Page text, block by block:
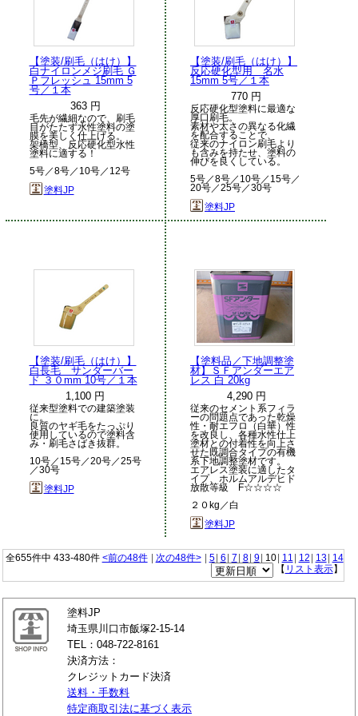
【塗装/刷毛（はけ）】
白ナイロンメジ刷毛 Ｇ
Ｐフレッシュ 15mm 5
号／１本
363 円
毛先が繊細なので、刷毛
目がたたず水性塗料の塗
膜を美しく仕上げる。
架橋型、反応硬化型水性
塗料に適する！
5号／8号／10号／12号
塗料JP
【塗装/刷毛（はけ）】
反応硬化型用 名水
15mm 5号／１本
770 円
反応硬化型塗料に最適な
厚口刷毛。
素材や太さの異なる化繊
を配合することで、
従来のナイロン刷毛より
も含みを持たせ、塗料の
伸びを良くしている。
5号／8号／10号／15号／
20号／25号／30号
塗料JP
【塗装/刷毛（はけ）】
白長毛 サンダーバー
ド ３０mm 10号／１本
1,100 円
従来型塗料での建築塗装
に。
良質のヤギ毛をたっぷり
使用しているので塗料含
み・刷毛さばき抜群。
10号／15号／20号／25号
／30号
塗料JP
【塗料品／下地調整塗
材】ＳＦアンダーエア
レス 白 20kg
4,290 円
従来のセメント系フィラ
ーの問題点であった乾燥
性・耐エフロ（白華）性
を改良し、各種水性仕上
塗材との付着性を向上さ
せた既調合タイプの有機
系下地調整塗材です。
エアレス塗装に適したタ
イプ、ホルムアルデヒド
放散等級 F☆☆☆☆
２０kg／白
塗料JP
全655件中 433-480件 <前の48件 次の48件> 5 6 7 8 9 10 11 12 13
14
【 リスト表示】
塗料JP
埼玉県川口市飯塚2-15-14
TEL：048-722-8161
決済方法：
クレジットカード決済
送料・手数料
特定商取引法に基づく表示